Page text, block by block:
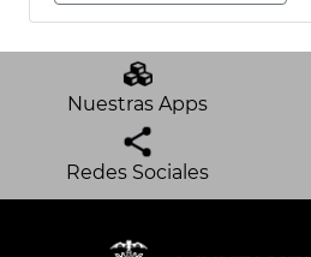
Nuestras Apps
Redes Sociales